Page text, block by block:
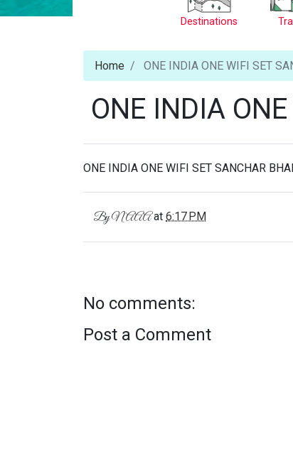
Destinations
Home ONE INDIA ONE WIFI SET
ONE INDIA
ONE INDIA ONE WIFI SET SANCHAR
ByNAAAat 6:17 PM
No comments:
Post a Comment